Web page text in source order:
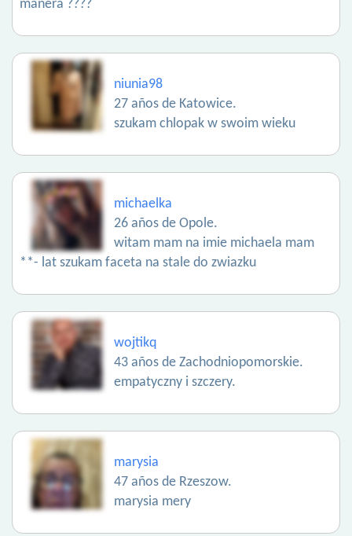
manera ????
niunia98
27 años de Katowice.
szukam chlopak w swoim wieku
michaelka
26 años de Opole.
witam mam na imie michaela mam
**- lat szukam faceta na stale do zwiazku
wojtikq
43 años de Zachodniopomorskie.
empatyczny i szczery.
marysia
47 años de Rzeszow.
marysia mery